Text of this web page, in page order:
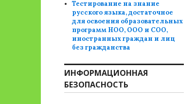
Тестирование на знание
русского языка, достаточное
для освоения образовательных
программ НОО, ООО и СОО,
иностранных граждан и лиц
без гражданства
ИНФОРМАЦИОННАЯ
БЕЗОПАСНОСТЬ